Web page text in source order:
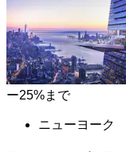
ー25%まで
ニューヨーク